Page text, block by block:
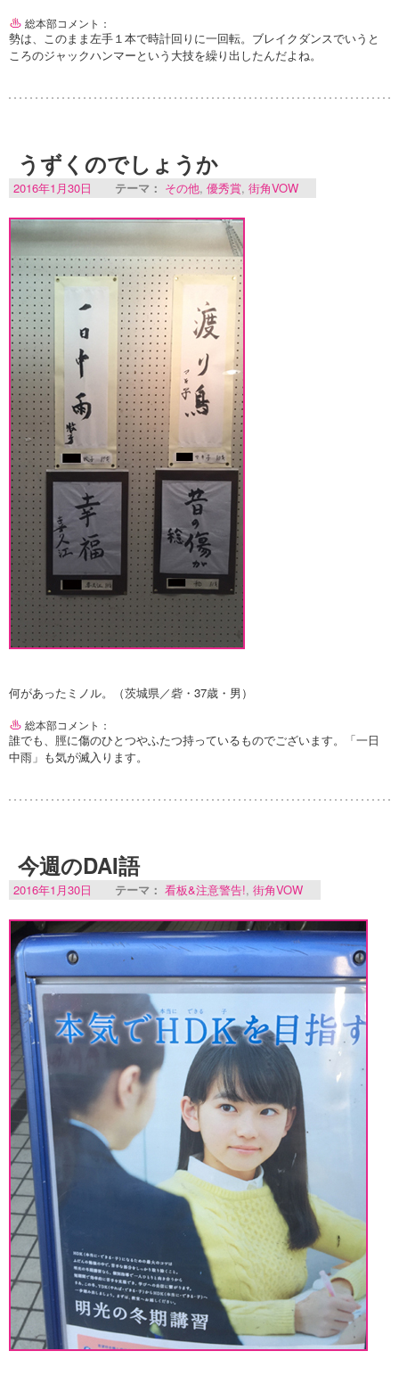
総本部コメント：
勢は、このまま左手１本で時計回りに一回転。ブレイクダンスでいうと
ころのジャックハンマーという大技を繰り出したんだよね。
うずくのでしょうか
2016年1月30日 テーマ： その他, 優秀賞, 街角VOW
何があったミノル。（茨城県／砦・37歳・男）
総本部コメント：
誰でも、脛に傷のひとつやふたつ持っているものでございます。「一日
中雨」も気が滅入ります。
今週のDAI語
2016年1月30日 テーマ： 看板&注意警告!, 街角VOW